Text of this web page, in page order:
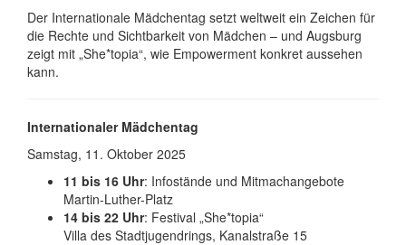
Der Internationale Mädchentag setzt weltweit ein Zeichen für
die Rechte und Sicht­bar­keit von Mädchen – und Augsburg
zeigt mit „She*topia“, wie Empower­ment konkret aussehen
kann.
Internationaler Mädchentag
Samstag, 11. Oktober 2025
11 bis 16 Uhr: Infostände und Mitmach­angebote
Martin-Luther-Platz
14 bis 22 Uhr: Festival „She*topia“
Villa des Stadtjugendrings, Kanalstraße 15